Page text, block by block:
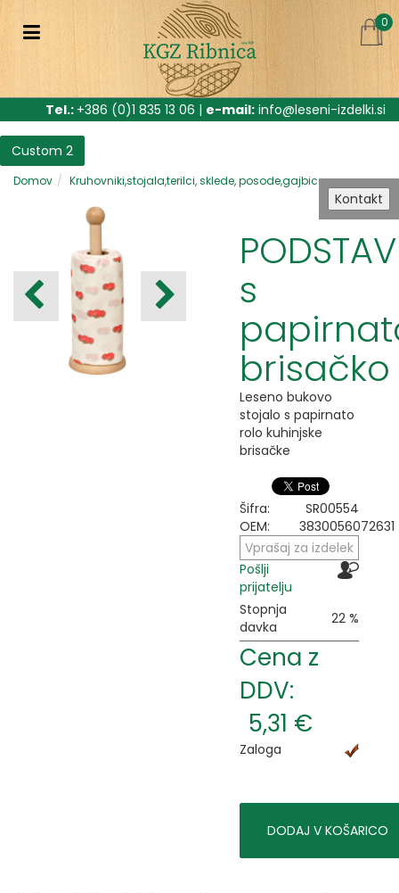
Kontakt
0
Tel.: +386 (0)1 835 13 06 | e-mail: info@leseni-izdelki.si
Custom 2
Domov Kruhovniki,stojala,terilci, sklede, posode,gajbice
s
brisačko
Leseno bukovo
stojalo s papirnato
rolo kuhinjske
brisačke
Šifra:
SR00554
OEM:
3830056072631
Vprašaj za izdelek
Pošlji
prijatelju
Stopnja
davka
22 %
Cena z
DDV:
5,31 €
Zaloga
DODAJ V KOŠARICO